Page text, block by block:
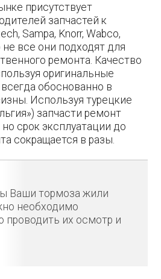
присутствует
запчастей к
Sampa, Knorr, Wabco,
не все они подходят для
ремонта. Качество
оригинальные
обоснованно в
Используя турецкие
запчасти ремонт
срок эксплуатации до
сокращается в разы.
Ваши тормоза жили
необходимо
проводить их осмотр и